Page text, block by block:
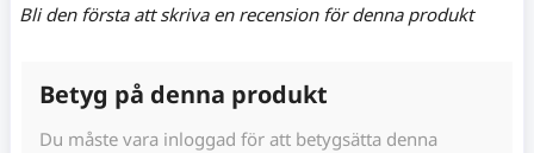
Bli den första att skriva en recension för denna produkt
Betyg på denna produkt
Du måste vara inloggad för att betygsätta denna